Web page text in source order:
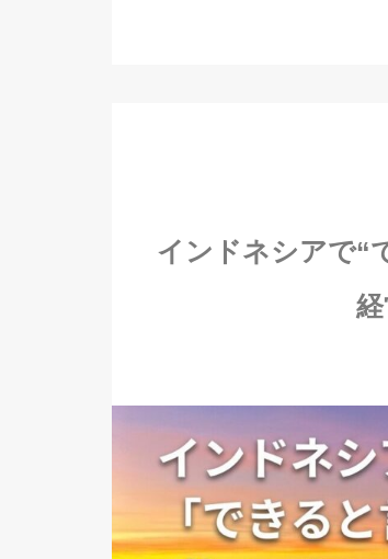
インドネシアで“